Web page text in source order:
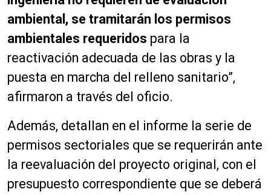
ambiental, se tramitarán los permisos
ambientales requeridos para la
reactivación adecuada de las obras y la
puesta en marcha del relleno sanitario”,
afirmaron a través del oficio.
Además, detallan en el informe la serie de
permisos sectoriales que se requerirán ante
la reevaluación del proyecto original, con el
presupuesto correspondiente que se deberá